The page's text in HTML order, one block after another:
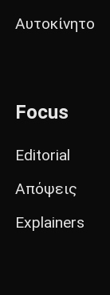
Αυτοκίνητο
Focus
Editorial
Απόψεις
Explainers